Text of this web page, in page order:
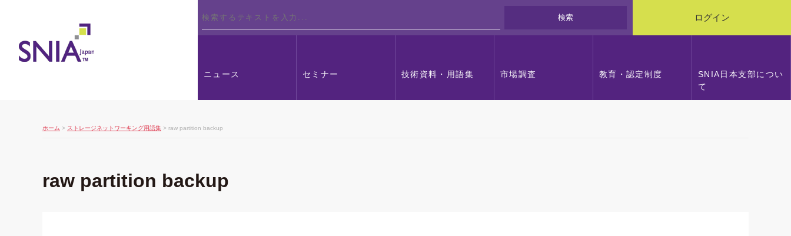
検索 ログイン
ニュース セミナー 技術資料・用語集 市場調査 教育・認定制度
SNIA日本支部につい
て
ホーム > ストレージネットワーキング用語集 > raw partition backup
raw partition backup